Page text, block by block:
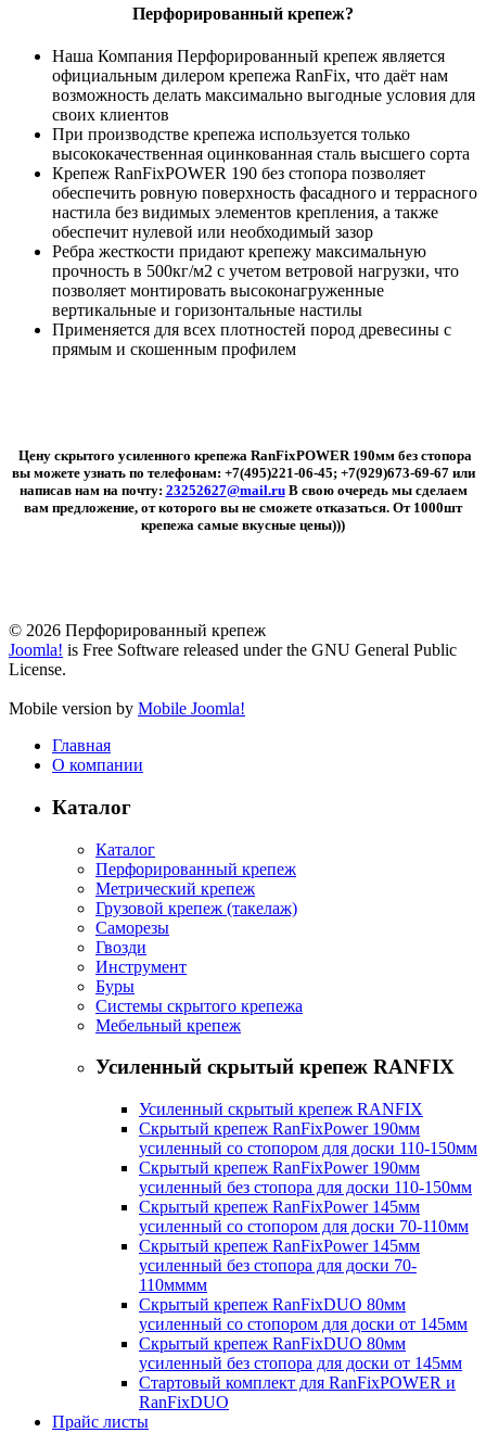
Перфорированный крепеж?
Наша Компания Перфорированный крепеж является
официальным дилером крепежа RanFix, что даёт нам
возможность делать максимально выгодные условия для
своих клиентов
При производстве крепежа используется только
высококачественная оцинкованная сталь высшего сорта
Крепеж RanFixPOWER 190 без стопора позволяет
обеспечить ровную поверхность фасадного и террасного
настила без видимых элементов крепления, а также
обеспечит нулевой или необходимый зазор
Ребра жесткости придают крепежу максимальную
прочность в 500кг/м2 с учетом ветровой нагрузки, что
позволяет монтировать высоконагруженные
вертикальные и горизонтальные настилы
Применяется для всех плотностей пород древесины с
прямым и скошенным профилем
Цену скрытого усиленного крепежа RanFixPOWER 190мм без стопора
вы можете узнать по телефонам: +7(495)221-06-45; +7(929)673-69-67 или
написав нам на почту: 23252627​@​mail.ruВ свою очередь мы сделаем
вам предложение, от которого вы не сможете отказаться. От 1000шт
крепежа самые вкусные цены)))
© 2026 Перфорированный крепеж
Joomla! is Free Software released under the GNU General Public
License.
Mobile version by Mobile Joomla!
Главная
О компании
Каталог
Каталог
Перфорированный крепеж
Метрический крепеж
Грузовой крепеж (такелаж)
Саморезы
Гвозди
Инструмент
Буры
Системы скрытого крепежа
Мебельный крепеж
Усиленный скрытый крепеж RANFIX
Усиленный скрытый крепеж RANFIX
Скрытый крепеж RanFixPower 190мм
усиленный со стопором для доски 110-150мм
Скрытый крепеж RanFixPower 190мм
усиленный без стопора для доски 110-150мм
Скрытый крепеж RanFixPower 145мм
усиленный со стопором для доски 70-110мм
Скрытый крепеж RanFixPower 145мм
усиленный без стопора для доски 70-
110мммм
Скрытый крепеж RanFixDUO 80мм
усиленный со стопором для доски от 145мм
Скрытый крепеж RanFixDUO 80мм
усиленный без стопора для доски от 145мм
Стартовый комплект для RanFixPOWER и
RanFixDUO
Прайс листы